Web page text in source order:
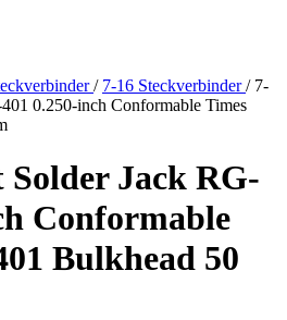
/ 7-16 Steckverbinder/ 7-
0.250-inch Conformable Times
Solder Jack RG-
Conformable
Bulkhead 50